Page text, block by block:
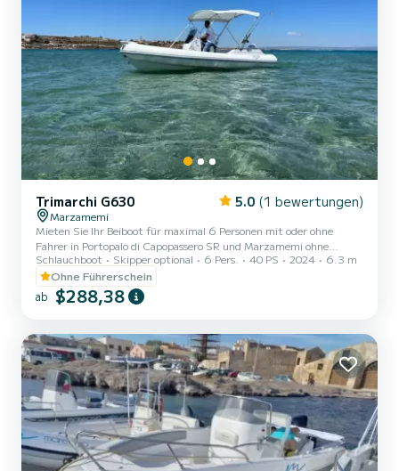
Trimarchi G630 5.0 (1 bewertungen)
Marzamemi
Mieten Sie Ihr Beiboot für maximal 6 Personen mit oder ohne
Fahrer in Portopalo di Capopassero SR und Marzamemi ohne
Führerschein 6 Meter und 30 Dusche Markise Echolot Aperitif an
Bord Musik Liegewiese
Schlauchboot Skipper optional 6 Pers. 40 PS 2024
6.3 m
Ohne Führerschein
ab $288,38